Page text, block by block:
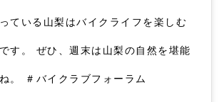
ている山梨はバイクライフを楽しむ
す。 ぜひ、週末は山梨の自然を堪能
。 ＃バイクラブフォーラム